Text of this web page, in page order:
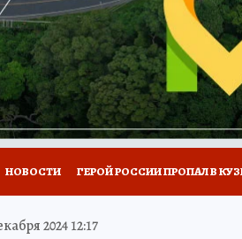
НЕДВИЖИМОСТЬ
ТЕСТЫ НОВОЕ НА САЙТЕ
НОВОСТИ ГЕРОЙ РОССИИ ПРОПАЛ В
ЗАПОВЕДНАЯ РОССИЯ
2024 12:17